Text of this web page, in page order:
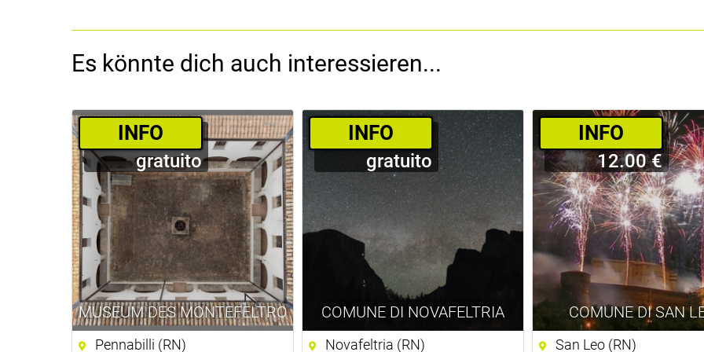
Es könnte dich auch interessieren...
MUSEUM DES MONTEFELTRO
­INFO
gratuito
Pennabilli (RN)
COMUNE DI NOVAFELTRIA
­INFO
gratuito
Novafeltria (RN)
COMUNE DI SAN
­INFO
12.00 €
San Leo (RN)